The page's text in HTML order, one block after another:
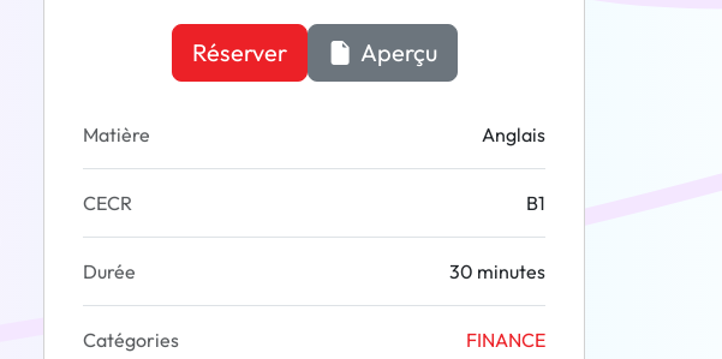
Réserver Aperçu
Matière Anglais
CECR B1
Durée 30 minutes
Catégories FINANCE